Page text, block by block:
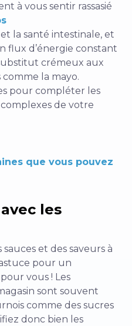
à vous sentir rassasié
la santé intestinale, et
flux d’énergie constant
crémeux aux
la mayo.
pour compléter les
de votre
que vous pouvez
les
et des saveurs à
pour un
vous ! Les
sont souvent
comme des sucres
donc bien les